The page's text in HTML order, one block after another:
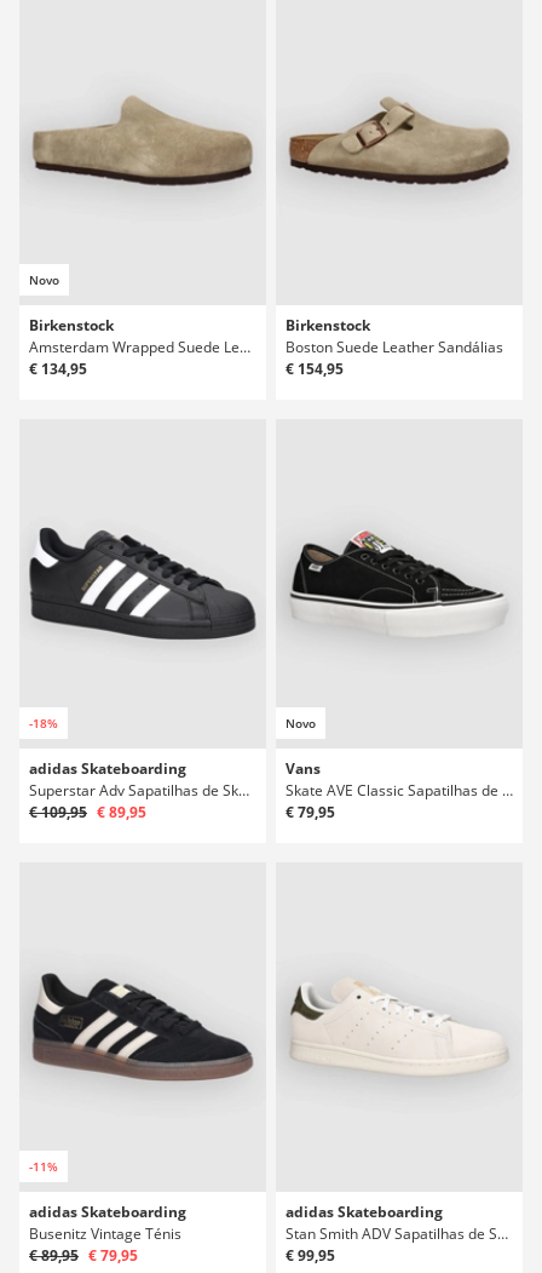
Novo
Birkenstock
Amsterdam Wrapped Suede Leather Sandálias
€ 134,95
Birkenstock
Boston Suede Leather Sandálias
€ 154,95
-18%
adidas Skateboarding
Superstar Adv Sapatilhas de Skate
€ 109,95 € 89,95
Novo
Vans
Skate AVE Classic Sapatilhas de Skate
€ 79,95
-11%
adidas Skateboarding
Busenitz Vintage Ténis
€ 89,95 € 79,95
adidas Skateboarding
Stan Smith ADV Sapatilhas de Skate
€ 99,95